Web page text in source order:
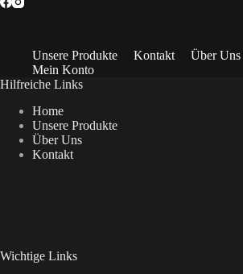
Unsere Produkte Kontakt
Über Uns
Mein Konto
Hilfreiche Links
Home
Unsere Produkte
Über Uns
Kontakt
Wichtige Links